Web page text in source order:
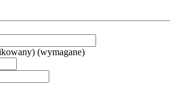
(wymagane)